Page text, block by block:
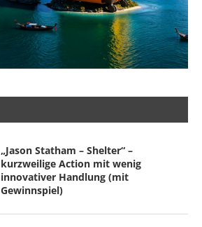
„Jason Statham – Shelter“ –
kurzweilige Action mit wenig
innovativer Handlung (mit
Gewinnspiel)